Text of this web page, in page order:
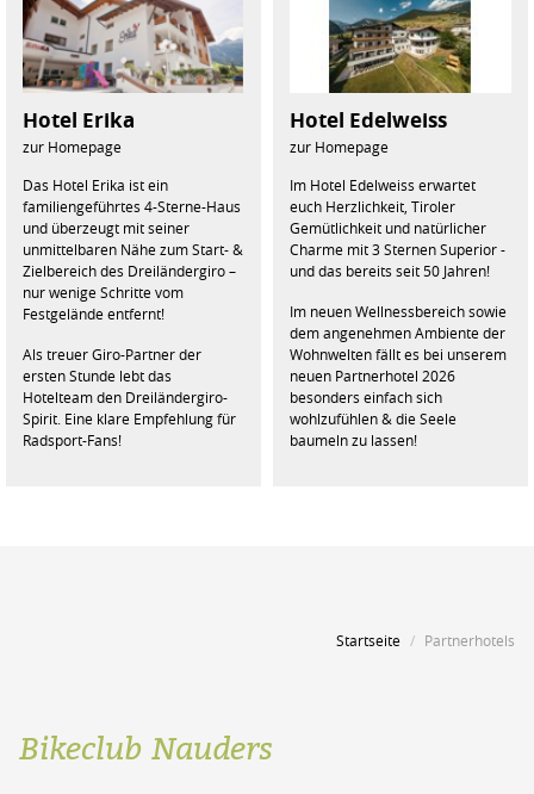
Hotel Erika
zur Homepage
Das Hotel Erika ist ein
familiengeführtes 4-Sterne-Haus
und überzeugt mit seiner
unmittelbaren Nähe zum Start- &
Zielbereich des Dreiländergiro –
nur wenige Schritte vom
Festgelände entfernt!
Als treuer Giro-Partner der
ersten Stunde lebt das
Hotelteam den Dreiländergiro-
Spirit. Eine klare Empfehlung für
Radsport-Fans!
Hotel Edelweiss
zur Homepage
Im Hotel Edelweiss erwartet
euch Herzlichkeit, Tiroler
Gemütlichkeit und natürlicher
Charme mit 3 Sternen Superior -
und das bereits seit 50 Jahren!
Im neuen Wellnessbereich sowie
dem angenehmen Ambiente der
Wohnwelten fällt es bei unserem
neuen Partnerhotel 2026
besonders einfach sich
wohlzufühlen & die Seele
baumeln zu lassen!
Startseite Partnerhotels
Bikeclub Nauders